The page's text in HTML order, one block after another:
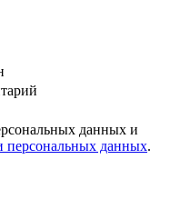
данных и
персональных данных.